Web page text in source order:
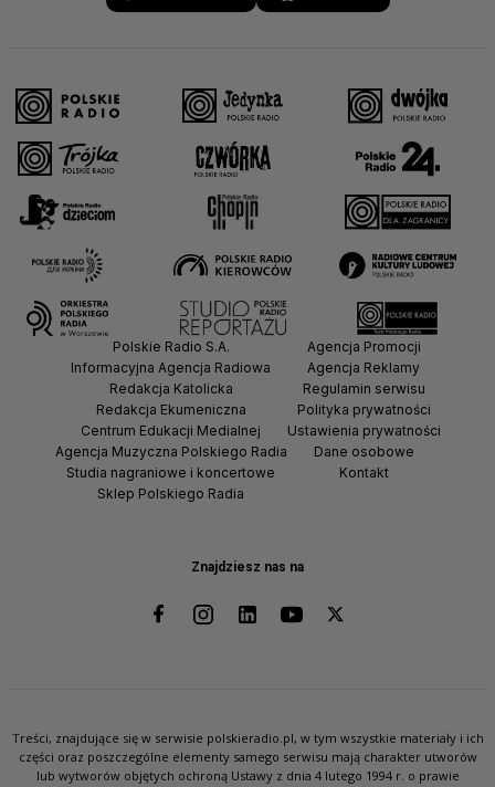
Znajdziesz nas na
Polskie Radio S.A.
Informacyjna Agencja Radiowa
Redakcja Katolicka
Redakcja Ekumeniczna
Centrum Edukacji Medialnej
Agencja Muzyczna Polskiego Radia
Studia nagraniowe i koncertowe
Sklep Polskiego Radia
Agencja Promocji
Agencja Reklamy
Regulamin serwisu
Polityka prywatności
Ustawienia prywatności
Dane osobowe
Kontakt
Treści, znajdujące się w serwisie polskieradio.pl, w tym wszystkie materiały i ich
części oraz poszczególne elementy samego serwisu mają charakter utworów
lub wytworów objętych ochroną Ustawy z dnia 4 lutego 1994 r. o prawie